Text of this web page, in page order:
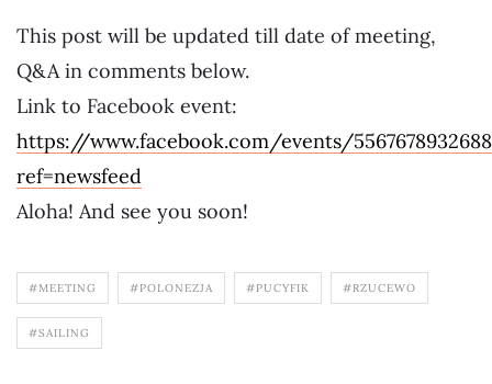
This post will be updated till date of meeting,
Q&A in comments below.
Link to Facebook event:
https://www.facebook.com/events/
ref=newsfeed
Aloha! And see you soon!
#MEETING #POLONEZJA #PUCYFIK #RZUCEWO
#SAILING